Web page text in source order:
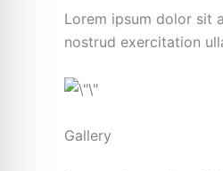
Lorem ipsum dolor sit
nostrud exercitation
Gallery